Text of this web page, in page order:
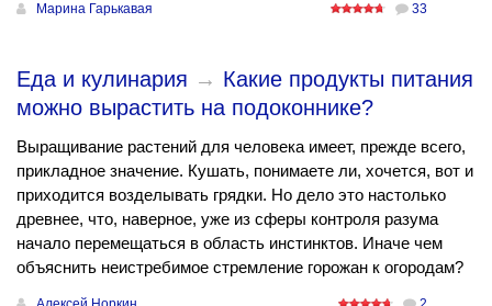
Марина Гарькавая 33
Еда и кулинария → Какие продукты питания
можно вырастить на подоконнике?
Выращивание растений для человека имеет, прежде всего,
прикладное значение. Кушать, понимаете ли, хочется, вот и
приходится возделывать грядки. Но дело это настолько
древнее, что, наверное, уже из сферы контроля разума
начало перемещаться в область инстинктов. Иначе чем
объяснить неистребимое стремление горожан к огородам?